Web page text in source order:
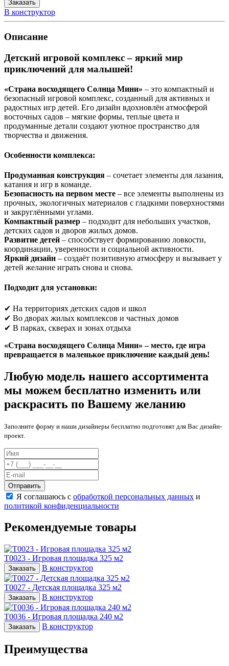
Заказать
В конструктор
Описание
Детский игровой комплекс – яркий мир
приключений для малышей!
«Страна восходящего Солнца Мини» – это компактный и
безопасный игровой комплекс, созданный для активных и
радостных игр детей. Его дизайн вдохновлён атмосферой
восточных садов – мягкие формы, теплые цвета и
продуманные детали создают уютное пространство для
творчества и движения.
Особенности комплекса:
Продуманная конструкция – сочетает элементы для лазания,
катания и игр в команде.
Безопасность на первом месте – все элементы выполнены из
прочных, экологичных материалов с гладкими поверхностями
и закруглёнными углами.
Компактный размер – подходит для небольших участков,
детских садов и дворов жилых домов.
Развитие детей – способствует формированию ловкости,
координации, уверенности и социальной активности.
Яркий дизайн – создаёт позитивную атмосферу и вызывает у
детей желание играть снова и снова.
Подходит для установки:
✔ На территориях детских садов и школ
✔ Во дворах жилых комплексов и частных домов
✔ В парках, скверах и зонах отдыха
«Страна восходящего Солнца Мини» – место, где игра
превращается в маленькое приключение каждый день!
Любую модель нашего ассортимента
мы можем бесплатно изменить или
раскрасить по Вашему желанию
Заполните форму и наши дизайнеры бесплатно подготовят для Вас дизайн-
проект.
Отправить
Я соглашаюсь с обработкой персональных данных и
политикой конфиденциальности
Рекомендуемые товары
T0023 - Игровая площадка 325 м2
Заказать В конструктор
T0027 - Детская площадка 325 м2
Заказать В конструктор
T0036 - Игровая площадка 240 м2
Заказать В конструктор
Преимущества